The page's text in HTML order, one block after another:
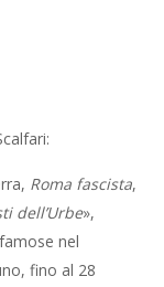
Roma fascista,
dell’Urbe»,
nel
fino al 28